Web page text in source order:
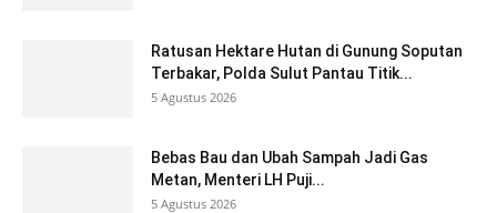
Ratusan Hektare Hutan di Gunung Soputan
Terbakar, Polda Sulut Pantau Titik...
5 Agustus 2026
Bebas Bau dan Ubah Sampah Jadi Gas
Metan, Menteri LH Puji...
5 Agustus 2026